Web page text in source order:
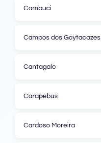
Cambuci
Campos dos Goytacazes
Cantagalo
Carapebus
Cardoso Moreira